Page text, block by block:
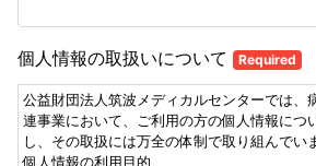
個人情報の取扱いについて Required
公益財団法人筑波メディカルセンターでは、
連事業において、ご利用の方の個人情報につ
し、その取扱には万全の体制で取り組んでい
個人情報の利用目的